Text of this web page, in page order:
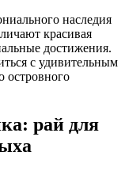
наследия
красивая
достижения.
с удивительным
островного
рай для